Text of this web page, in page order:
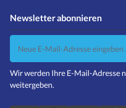
Newsletter abonnieren
Neue E-Mail-Adresse eingeben ...
Wir werden Ihre E-Mail-Adresse
weitergeben.